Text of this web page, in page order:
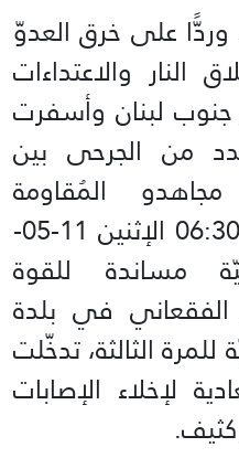
وردًّا على خرق العدوّ
النار والاعتداءات
لبنان وأسفرت
من الجرحى بين
المُقاومة
الإسلاميّة عند السّاعة 06:30 الإثنين 11-05-
مساندة للقوة
في بلدة
الثالثة، تدخّلت
لإخلاء الإصابات